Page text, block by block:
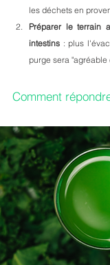
les déchets en
Préparer le terrain
intestins : plus
purge sera "agréable
Comment